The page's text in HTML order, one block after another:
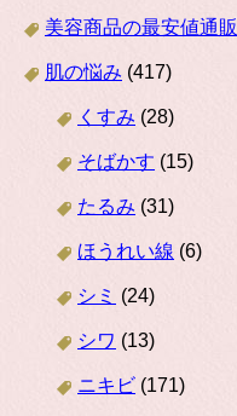
美容商品の最安値通販
肌の悩み (417)
くすみ (28)
そばかす (15)
たるみ (31)
ほうれい線 (6)
シミ (24)
シワ (13)
ニキビ (171)